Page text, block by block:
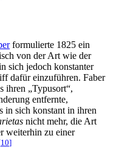
formulierte 1825 ein
von der Art wie der
sich jedoch konstanter
dafür einzuführen. Faber
ihren „Typusort“,
entfernte,
in sich konstant in ihren
nicht mehr, die Art
weiterhin zu einer
10]